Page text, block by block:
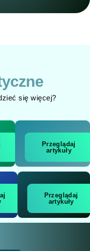
się więcej?
Przeglądaj
artykuły
Przeglądaj
artykuły